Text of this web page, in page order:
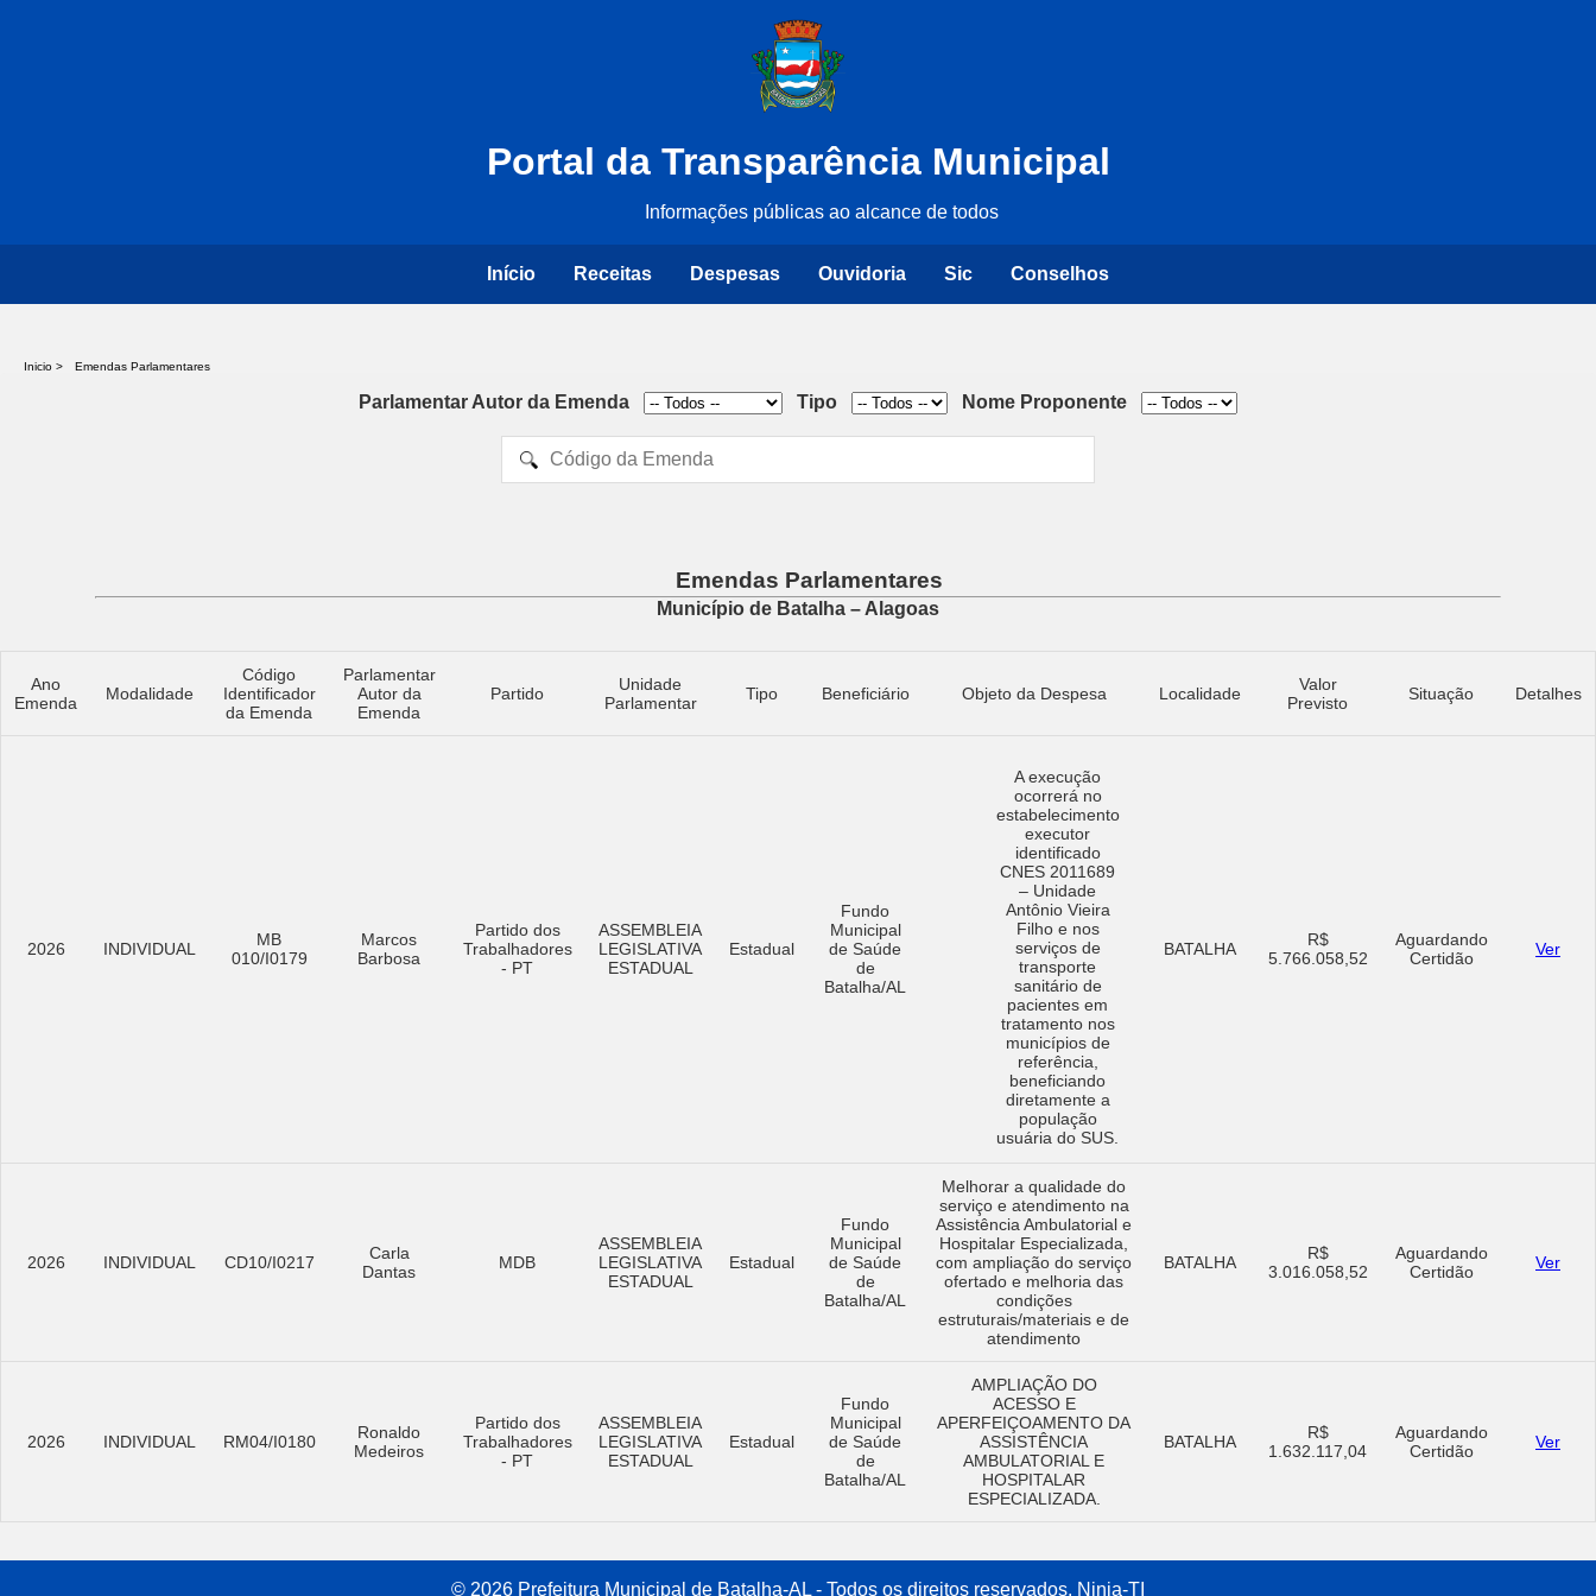
Portal da Transparência Municipal
Informações públicas ao alcance de todos
Início Receitas Despesas Ouvidoria Sic Conselhos
Inicio > Emendas Parlamentares
Parlamentar Autor da Emenda Tipo Nome Proponente
Emendas Parlamentares
Município de Batalha – Alagoas
Ano
Emenda
Modalidade
Código
Identificador
da Emenda
Parlamentar
Autor da
Emenda
Partido
Unidade
Parlamentar
Tipo Beneficiário Objeto da Despesa Localidade
Valor
Previsto
Situação Detalhes
2026 INDIVIDUAL
MB
010/I0179
Marcos
Barbosa
Partido dos
Trabalhadores
- PT
ASSEMBLEIA
LEGISLATIVA
ESTADUAL
Estadual
Fundo
Municipal
de Saúde
de
Batalha/AL
A execução
ocorrerá no
estabelecimento
executor
identificado
CNES 2011689
– Unidade
Antônio Vieira
Filho e nos
serviços de
transporte
sanitário de
pacientes em
tratamento nos
municípios de
referência,
beneficiando
diretamente a
população
usuária do SUS.
BATALHA
R$
5.766.058,52
Aguardando
Certidão
Ver
2026 INDIVIDUAL CD10/I0217
Carla
Dantas
MDB
ASSEMBLEIA
LEGISLATIVA
ESTADUAL
Estadual
Fundo
Municipal
de Saúde
de
Batalha/AL
Melhorar a qualidade do
serviço e atendimento na
Assistência Ambulatorial e
Hospitalar Especializada,
com ampliação do serviço
ofertado e melhoria das
condições
estruturais/materiais e de
atendimento
BATALHA
R$
3.016.058,52
Aguardando
Certidão
Ver
2026 INDIVIDUAL RM04/I0180
Ronaldo
Medeiros
Partido dos
Trabalhadores
- PT
ASSEMBLEIA
LEGISLATIVA
ESTADUAL
Estadual
Fundo
Municipal
de Saúde
de
Batalha/AL
AMPLIAÇÃO DO
ACESSO E
APERFEIÇOAMENTO DA
ASSISTÊNCIA
AMBULATORIAL E
HOSPITALAR
ESPECIALIZADA.
BATALHA
R$
1.632.117,04
Aguardando
Certidão
Ver
© 2026 Prefeitura Municipal de Batalha-AL - Todos os direitos reservados. Ninja-TI